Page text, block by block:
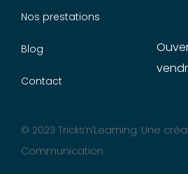
Nos prestations
Blog
Contact
© 2023 Tricks’n’Learning. Une
Communication